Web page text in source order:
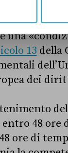
tra il
zone di
una
13 della
dei
del
48 ore
ore di